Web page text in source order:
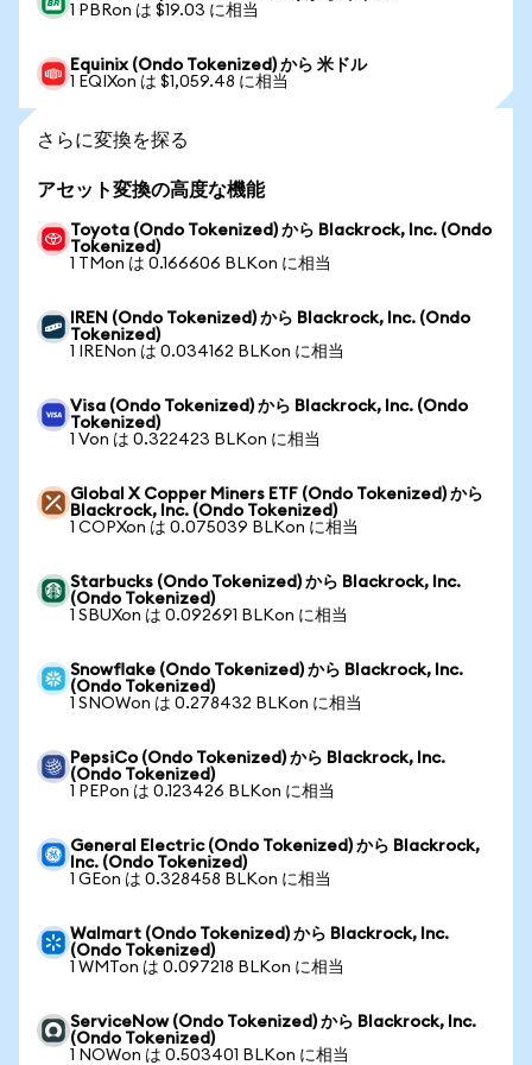
1 PBRon は $19.03 に相当
Equinix (Ondo Tokenized) から 米ドル
1 EQIXon は $1,059.48 に相当
さらに変換を探る
アセット変換の高度な機能
Toyota (Ondo Tokenized) から Blackrock, Inc. (Ondo
Tokenized)
1 TMon は 0.166606 BLKon に相当
IREN (Ondo Tokenized) から Blackrock, Inc. (Ondo
Tokenized)
1 IRENon は 0.034162 BLKon に相当
Visa (Ondo Tokenized) から Blackrock, Inc. (Ondo
Tokenized)
1 Von は 0.322423 BLKon に相当
Global X Copper Miners ETF (Ondo Tokenized) から
Blackrock, Inc. (Ondo Tokenized)
1 COPXon は 0.075039 BLKon に相当
Starbucks (Ondo Tokenized) から Blackrock, Inc.
(Ondo Tokenized)
1 SBUXon は 0.092691 BLKon に相当
Snowflake (Ondo Tokenized) から Blackrock, Inc.
(Ondo Tokenized)
1 SNOWon は 0.278432 BLKon に相当
PepsiCo (Ondo Tokenized) から Blackrock, Inc.
(Ondo Tokenized)
1 PEPon は 0.123426 BLKon に相当
General Electric (Ondo Tokenized) から Blackrock,
Inc. (Ondo Tokenized)
1 GEon は 0.328458 BLKon に相当
Walmart (Ondo Tokenized) から Blackrock, Inc.
(Ondo Tokenized)
1 WMTon は 0.097218 BLKon に相当
ServiceNow (Ondo Tokenized) から Blackrock, Inc.
(Ondo Tokenized)
1 NOWon は 0.503401 BLKon に相当